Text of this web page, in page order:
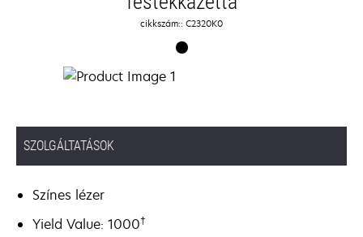
cikkszám:: C2320K0
SZOLGÁLTATÁSOK
Színes lézer
Yield Value: 1000†